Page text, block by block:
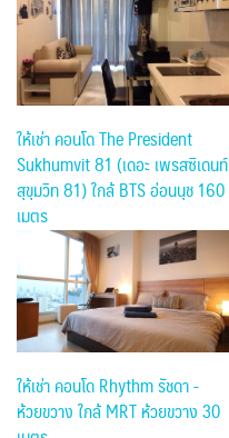
ให้เช่า คอนโด The President
Sukhumvit 81 (เดอะ เพรสซิเดนท์
สุขุมวิท 81) ใกล้ BTS อ่อนนุช 160
เมตร
ให้เช่า คอนโด Rhythm รัชดา -
ห้วยขวาง ใกล้ MRT ห้วยขวาง 30